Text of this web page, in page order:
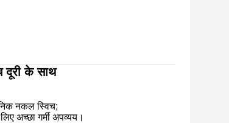
दूरी के साथ
नकल स्विच;
अच्छा गर्मी अपव्यय।